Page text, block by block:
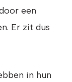
een
Er zit dus
in hun